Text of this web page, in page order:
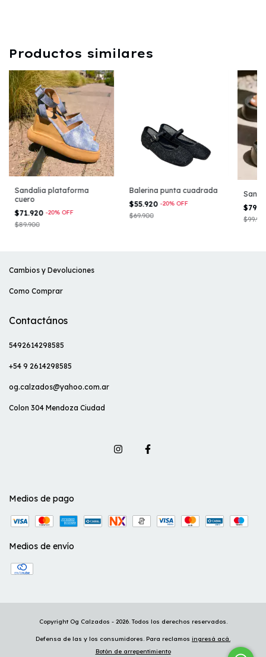
Productos similares
Sandalia plataforma
cuero
$71.920-20% OFF
$89.900
Balerina punta cuadrada
$55.920-20% OFF
$69.900
Cambios y Devoluciones
Como Comprar
Contactános
5492614298585
+54 9 2614298585
og.calzados@yahoo.com.ar
Colon 304 Mendoza Ciudad
Medios de pago
Medios de envío
Copyright Og Calzados - 2026. Todos los derechos reservados.
Defensa de las y los consumidores. Para reclamos ingresá acá.
Botón de arrepentimiento